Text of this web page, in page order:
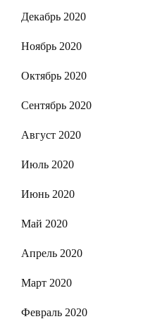
Декабрь 2020
Ноябрь 2020
Октябрь 2020
Сентябрь 2020
Август 2020
Июль 2020
Июнь 2020
Май 2020
Апрель 2020
Март 2020
Февраль 2020